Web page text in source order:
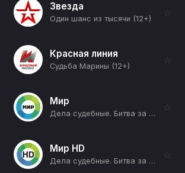
Звезда
Один шанс из тысячи (12+)
☆
Красная линия
Судьба Марины (12+)
☆
Мир
Дела судебные. Битва за будущее (12+)
☆
Мир HD
Дела судебные. Битва за будущее (12+)
☆